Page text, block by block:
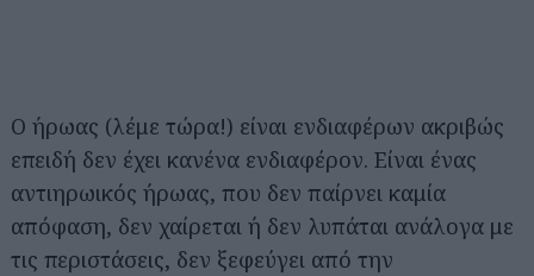
Ο ήρωας (λέμε τώρα!) είναι ενδιαφέρων ακριβώς
επειδή δεν έχει κανένα ενδιαφέρον. Είναι ένας
αντιηρωικός ήρωας, που δεν παίρνει καμία
απόφαση, δεν χαίρεται ή δεν λυπάται ανάλογα με
τις περιστάσεις, δεν ξεφεύγει από την